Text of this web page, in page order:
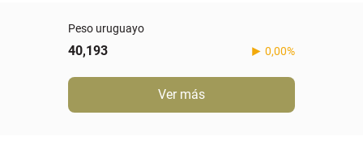
Peso uruguayo
40,193 0,00%
Ver más